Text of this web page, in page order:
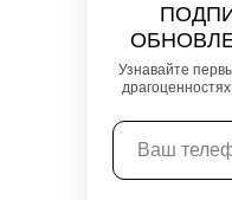
Узнавайте